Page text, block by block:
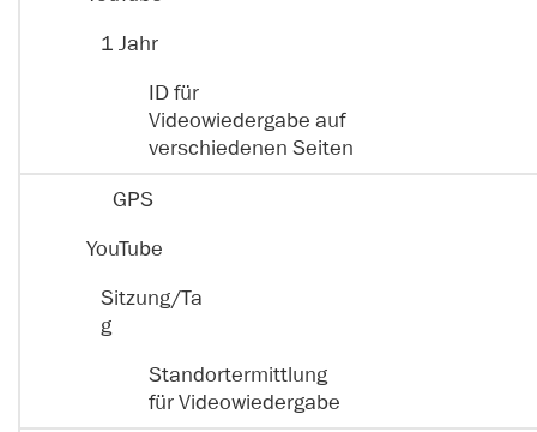
a
g
i
c
d
a
e
w
e
c
k
1 Jahr
ID für
Videowiedergabe auf
verschiedenen Seiten
GPS
YouTube
Sitzung/Ta
g
Standortermittlung
für Videowiedergabe